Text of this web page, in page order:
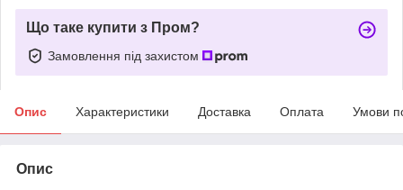
Що таке купити з Пром?
Замовлення під захистом
Опис Характеристики Доставка Оплата Умови
Опис